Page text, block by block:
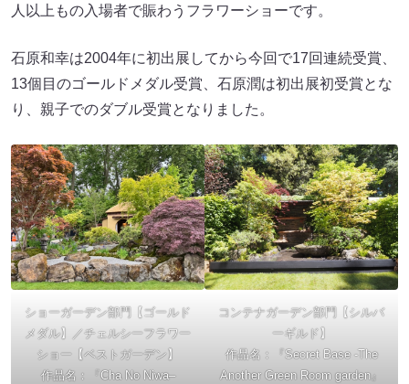
人以上もの入場者で賑わうフラワーショーです。
石原和幸は2004年に初出展してから今回で17回連続受賞、
13個目のゴールドメダル受賞、石原潤は初出展初受賞とな
り、親子でのダブル受賞となりました。
ショーガーデン部門【ゴールド
メダル】／チェルシーフラワー
ショー【ベストガーデン】
作品名：『Cha No Niwa–
コンテナガーデン部門【シルバ
ーギルド】
作品名：『Secret Base -The
Another Green Room garden』